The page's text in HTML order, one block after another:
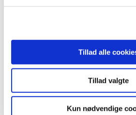
Tillad alle
Tillad valgte
Kun nødvendige
august (11)
maj (18)
marts (21)
januar (19)